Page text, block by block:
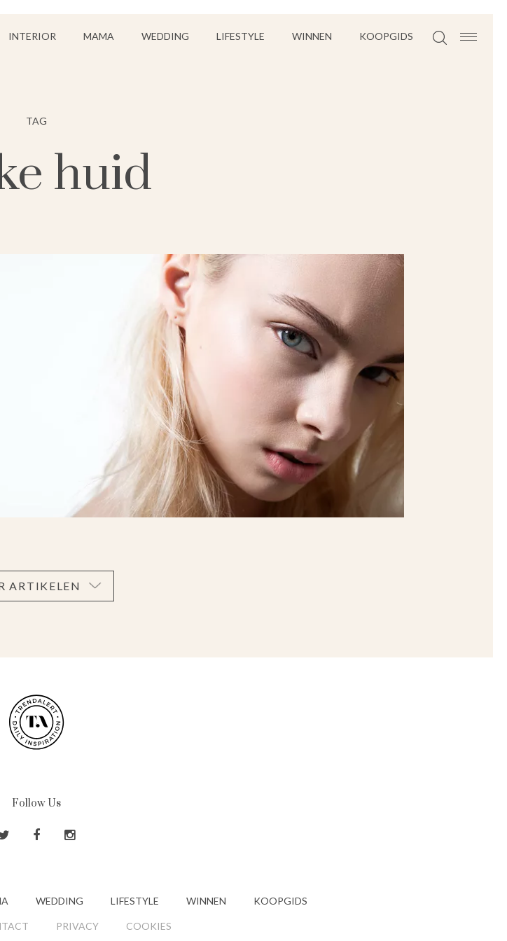
INTERIOR MAMA WEDDING LIFESTYLE WINNEN KOOPGIDS
TAG
huid
ARTIKELEN
Follow Us
WEDDING LIFESTYLE WINNEN KOOPGIDS
PRIVACY COOKIES